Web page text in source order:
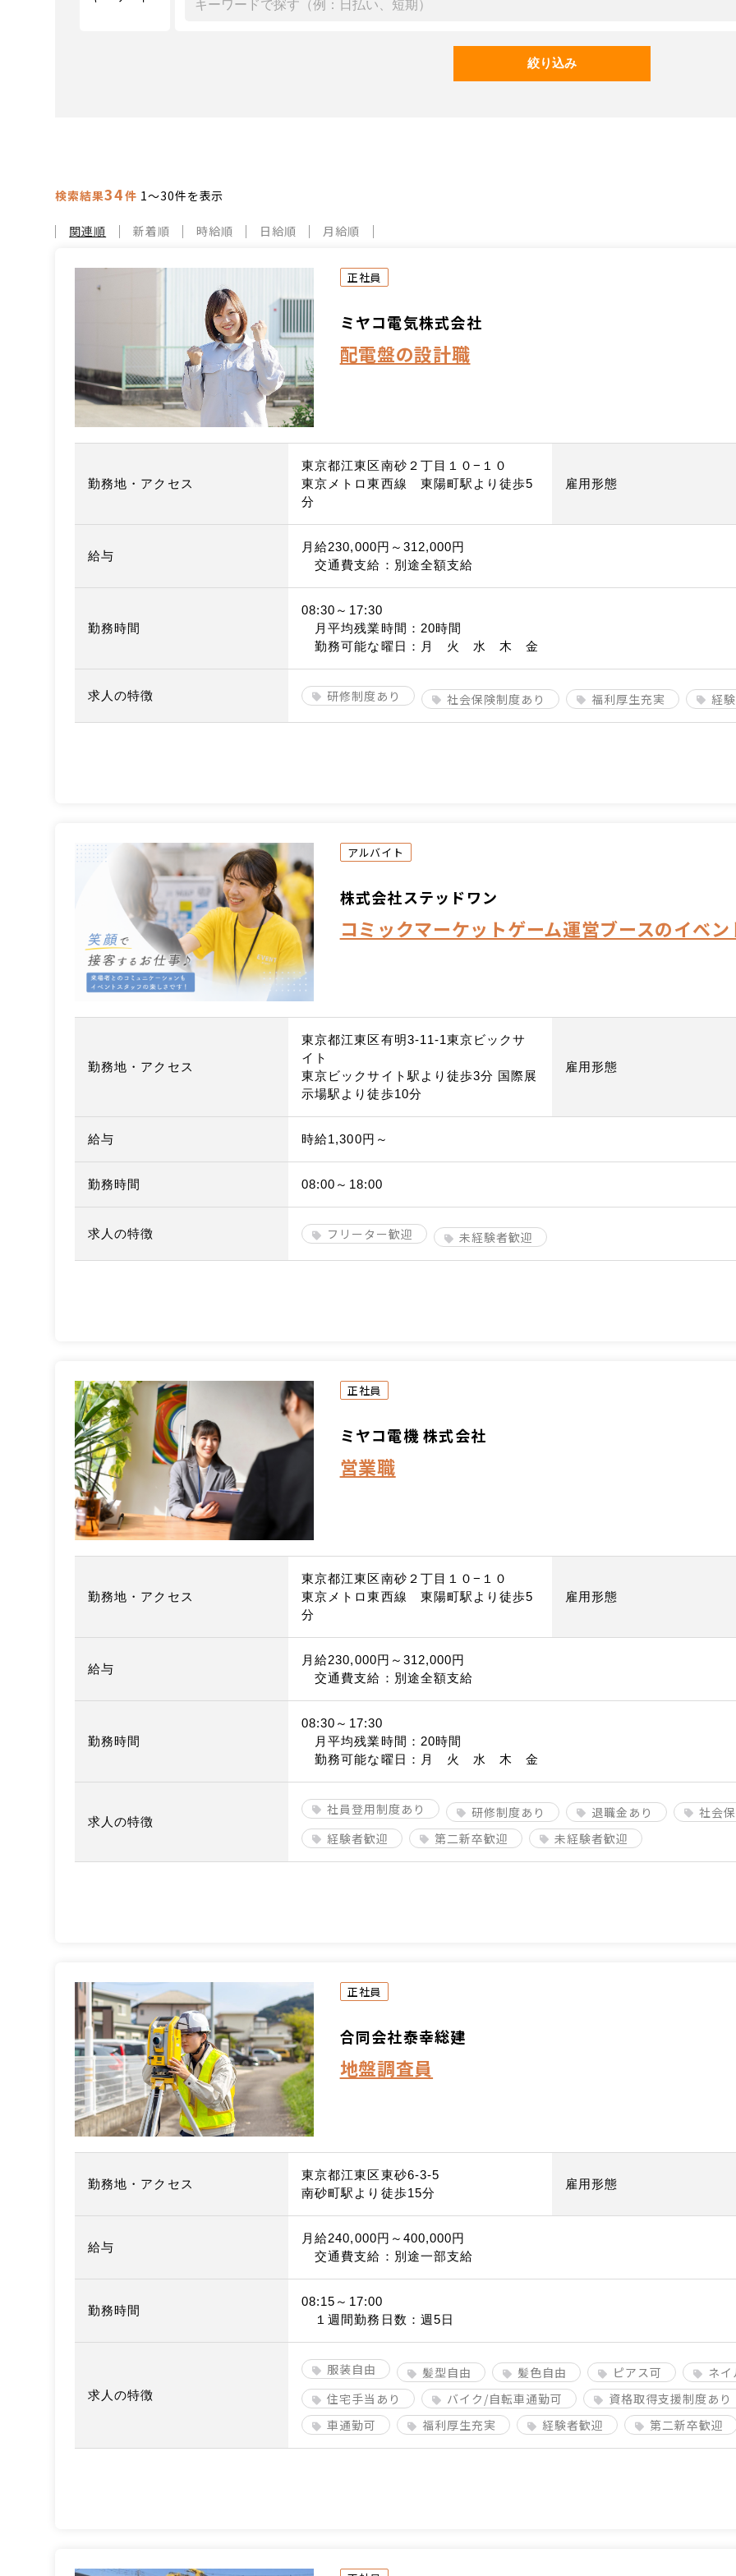
検索結果34件 1～30件を表示
関連順 新着順 時給順 日給順 月給順
正社員
ミヤコ電気株式会社
配電盤の設計職
勤務地・アクセス
東京都江東区南砂２丁目１０−１０
東京メトロ東西線 東陽町駅より徒歩5
分
雇用形態
給与
月給230,000円～312,000円
交通費支給：別途全額支給
勤務時間
08:30～17:30
月平均残業時間：20時間
勤務可能な曜日：月 火 水 木 金
求人の特徴 研修制度あり 社会保険制度あり 福利厚生充実 経
アルバイト
株式会社ステッドワン
コミックマーケットゲーム運営ブースのイベ
勤務地・アクセス
東京都江東区有明3-11-1東京ビックサ
イト
東京ビックサイト駅より徒歩3分 国際展
示場駅より徒歩10分
雇用形態
給与 時給1,300円～
勤務時間 08:00～18:00
求人の特徴 フリーター歓迎 未経験者歓迎
正社員
ミヤコ電機 株式会社
営業職
勤務地・アクセス
東京都江東区南砂２丁目１０−１０
東京メトロ東西線 東陽町駅より徒歩5
分
雇用形態
給与
月給230,000円～312,000円
交通費支給：別途全額支給
勤務時間
08:30～17:30
月平均残業時間：20時間
勤務可能な曜日：月 火 水 木 金
求人の特徴
社員登用制度あり 研修制度あり 退職金あり
社会
経験者歓迎
第二新卒歓迎 未経験者歓迎
正社員
合同会社泰幸総建
地盤調査員
勤務地・アクセス
東京都江東区東砂6-3-5
南砂町駅より徒歩15分
雇用形態
給与
月給240,000円～400,000円
交通費支給：別途一部支給
勤務時間
08:15～17:00
１週間勤務日数：週5日
求人の特徴
服装自由 髪型自由 髪色自由 ピアス可
ネ
住宅手当あり
バイク/自転車通勤可
資格取得支援制度あり
車通勤可
福利厚生充実 経験者歓迎 第二新卒歓迎